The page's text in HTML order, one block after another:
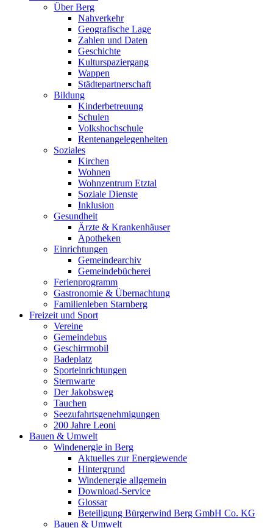
Über Berg
Nahverkehr
Geografische Lage
Zahlen und Daten
Geschichte
Kulturspaziergang
Wappen
Städtepartnerschaft
Bildung
Kinderbetreuung
Schulen
Volkshochschule
Rentenangelegenheiten
Soziales
Kirchen
Wohnen
Wohnzentrum Etztal
Soziale Dienste
Inklusion
Gesundheit
Ärzte & Krankenhäuser
Apotheken
Einrichtungen
Gemeindearchiv
Gemeindebücherei
Ferienprogramm
Gastronomie & Übernachtung
Familienleben Starnberg
Freizeit und Sport
Vereine
Gemeindebus
Geschirrmobil
Badeplatz
Sporteinrichtungen
Sternwarte
Der Jakobsweg
Tauchen
Seezufahrtsgenehmigungen
200 Jahre Leoni
Bauen & Umwelt
Windenergie in Berg
Aktuelles zur Energiewende
Hintergrund
Windenergie allgemein
Download-Service
Glossar
Beteiligung Bürgerwind Berg GmbH Co. KG
Bauen & Umwelt